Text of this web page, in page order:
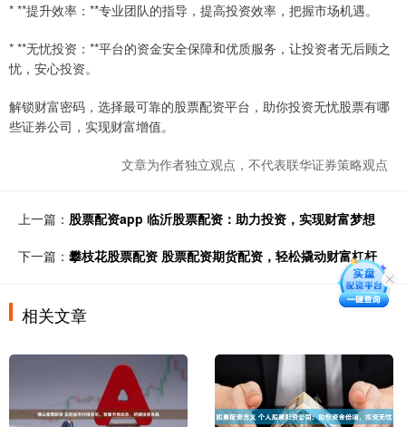
* **提升效率：**专业团队的指导，提高投资效率，把握市场机遇。
* **无忧投资：**平台的资金安全保障和优质服务，让投资者无后顾之
忧，安心投资。
解锁财富密码，选择最可靠的股票配资平台，助你投资无忧股票有哪
些证券公司，实现财富增值。
文章为作者独立观点，不代表联华证券策略观点
上一篇： 股票配资app 临沂股票配资：助力投资，实现财富梦想
下一篇： 攀枝花股票配资 股票配资期货配资，轻松撬动财富杠杆
相关文章